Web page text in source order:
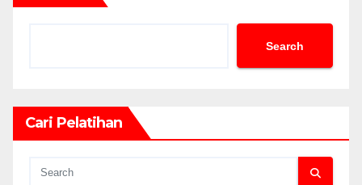
Search
Cari Pelatihan